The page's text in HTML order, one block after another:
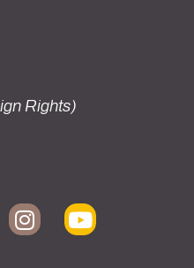
Rights)